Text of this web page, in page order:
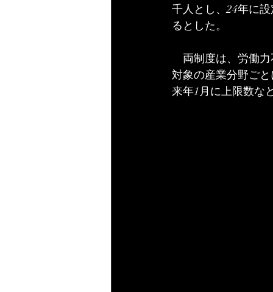
千人とし、24年に
るとした。
両制度は、労働力
対象の産業分野ご
来年1月に上限数な